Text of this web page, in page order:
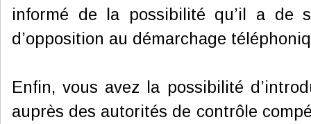
informé de la possibilité qu’il a de
d’opposition au démarchage
Enfin, vous avez la possibilité
auprès des autorités de contrôle